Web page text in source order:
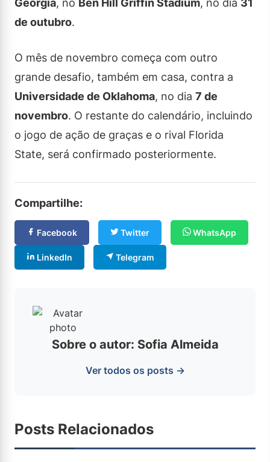
Geórgia, no Ben Hill Griffin Stadium, no dia 31
de outubro.
O mês de novembro começa com outro
grande desafio, também em casa, contra a
Universidade de Oklahoma, no dia 7 de
novembro. O restante do calendário, incluindo
o jogo de ação de graças e o rival Florida
State, será confirmado posteriormente.
Compartilhe:
Facebook Twitter WhatsApp
LinkedIn Telegram
Sobre o autor: Sofia Almeida
Ver todos os posts →
Posts Relacionados